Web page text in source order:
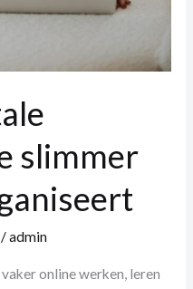
slimmer
admin
online werken, leren